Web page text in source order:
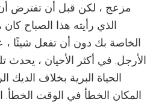
مزعج ، لكن قبل أن تفترض
الذي رأيته هذا الصباح
الخاصة بك دون أن تفعل شيئًا ،
الأرجل. في أكثر الأحيان ،
الحياة البرية بخلاف
المكان الخطأ في الوقت الخطأ.